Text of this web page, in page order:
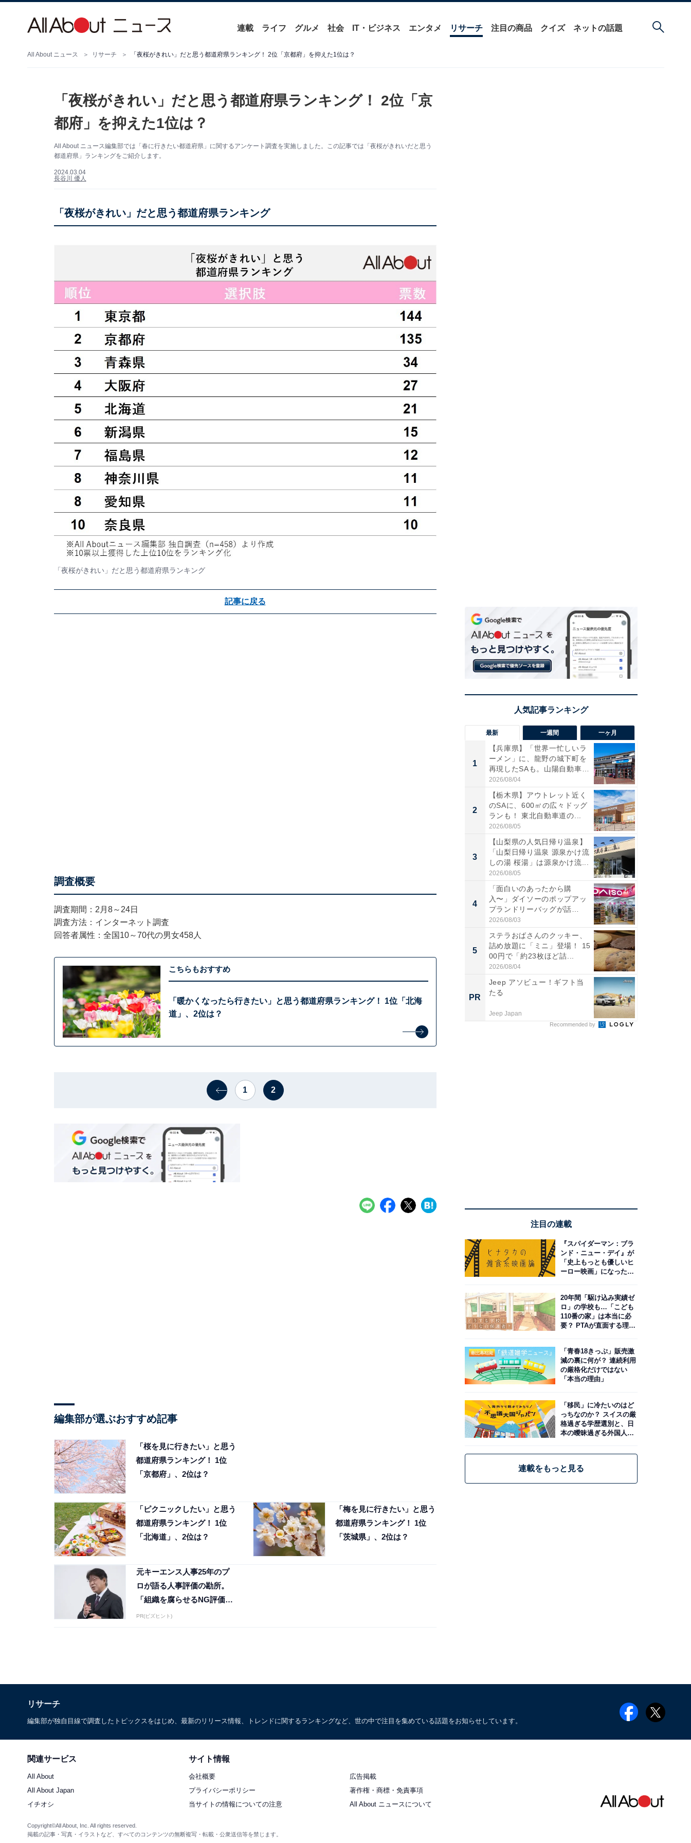
連載 ライフ グルメ 社会 IT・ビジネス エンタメ リサーチ 注目の商品 クイズ ネットの話題
All About ニュース リサーチ 「夜桜がきれい」だと思う都道府県ランキング！ 2位「京都府」を抑えた1位は？
「夜桜がきれい」だと思う都道府県ランキング！ 2位「京
都府」を抑えた1位は？
All About ニュース編集部では「春に行きたい都道府県」に関するアンケート調査を実施しました。この記事では「夜桜がきれいだと思う
都道府県」ランキングをご紹介します。
2024.03.04
長谷川 優人
「夜桜がきれい」だと思う都道府県ランキング
「夜桜がきれい」だと思う都道府県ランキング
記事に戻る
調査概要
調査期間：2月8～24日
調査方法：インターネット調査
回答者属性：全国10～70代の男女458人
こちらもおすすめ
「暖かくなったら行きたい」と思う都道府県ランキング！ 1位「北海
道」、2位は？
1 2
編集部が選ぶおすすめ記事
「桜を見に行きたい」と思う
都道府県ランキング！ 1位
「京都府」、2位は？
「ピクニックしたい」と思う
都道府県ランキング！ 1位
「北海道」、2位は？
「梅を見に行きたい」と思う
都道府県ランキング！ 1位
「茨城県」、2位は？
元キーエンス人事25年のプ
ロが語る人事評価の勘所。
「組織を腐らせるNG評価」
とは...
PR(ビズヒント)
最新 一週間 一ヶ月
1
【兵庫県】「世界一忙しいラ
ーメン」に、龍野の城下町を
再現したSAも。山陽自動車
道...
2026/08/04
2
【栃木県】アウトレット近く
のSAに、600㎡の広々ドッグ
ランも！ 東北自動車道の...
2026/08/05
3
【山梨県の人気日帰り温泉】
「山梨日帰り温泉 源泉かけ流
しの湯 桜湯」は源泉かけ流...
2026/08/05
4
「面白いのあったから購
入〜」ダイソーのポップアッ
プランドリーバッグが話
題。“さま...
2026/08/03
5
ステラおばさんのクッキー、
詰め放題に「ミニ」登場！ 15
00円で「約23枚ほど詰...
2026/08/04
PR
Jeep アソビュー！ギフト当
たる
Jeep Japan
Recommended by
注目の連載
『スパイダーマン：ブラ
ンド・ニュー・デイ』が
「史上もっとも優しいヒ
ーロー映画」になった理
20年間「駆け込み実績ゼ
ロ」の学校も…「こども
110番の家」は本当に必
要？ PTAが直面する理想
「青春18きっぷ」販売激
減の裏に何が？ 連続利用
の厳格化だけではない
「本当の理由」
「移民」に冷たいのはど
っちなのか？ スイスの厳
格過ぎる学歴選別と、日
本の曖昧過ぎる外国人政
連載をもっと見る
リサーチ
編集部が独自目線で調査したトピックスをはじめ、最新のリリース情報、トレンドに関するランキングなど、世の中で注目を集めている話題をお知らせしています。
関連サービス
All About
All About Japan
イチオシ
サイト情報
会社概要
広告掲載
プライバシーポリシー
著作権・商標・免責事項
当サイトの情報についての注意
All About ニュースについて
Copyright©All About, Inc. All rights reserved.
掲載の記事・写真・イラストなど、すべてのコンテンツの無断複写・転載・公衆送信等を禁じます。